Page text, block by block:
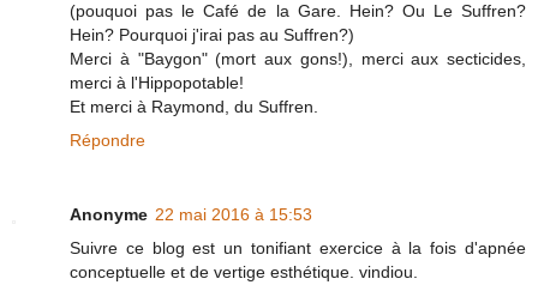
(pouquoi pas le Café de la Gare. Hein? Ou Le Suffren?
Hein? Pourquoi j'irai pas au Suffren?)
Merci à "Baygon" (mort aux gons!), merci aux secticides,
merci à l'Hippopotable!
Et merci à Raymond, du Suffren.
Répondre
Anonyme 22 mai 2016 à 15:53
Suivre ce blog est un tonifiant exercice à la fois d'apnée
conceptuelle et de vertige esthétique. vindiou.